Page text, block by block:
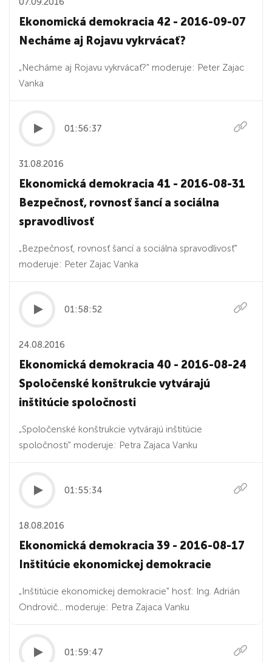
Ekonomická demokracia 42 - 2016-09-07
Necháme aj Rojavu vykrvácať?
„Necháme aj Rojavu vykrvácať?" moderuje: Peter Zajac
Vanka
01:56:37
31.08.2016
Ekonomická demokracia 41 - 2016-08-31
Bezpečnosť, rovnosť šancí a sociálna
spravodlivosť
„Bezpečnosť, rovnosť šancí a sociálna spravodlivosť"
moderuje: Peter Zajac Vanka
01:58:52
24.08.2016
Ekonomická demokracia 40 - 2016-08-24
Spoločenské konštrukcie vytvárajú
inštitúcie spoločnosti
„Spoločenské konštrukcie vytvárajú inštitúcie
spoločnosti" moderuje: Petra Zajaca Vanku
01:55:34
18.08.2016
Ekonomická demokracia 39 - 2016-08-17
Inštitúcie ekonomickej demokracie
„Inštitúcie ekonomickej demokracie" hosť: Ing. Adrián
Ondrovič... moderuje: Petra Zajaca Vanku
01:59:47